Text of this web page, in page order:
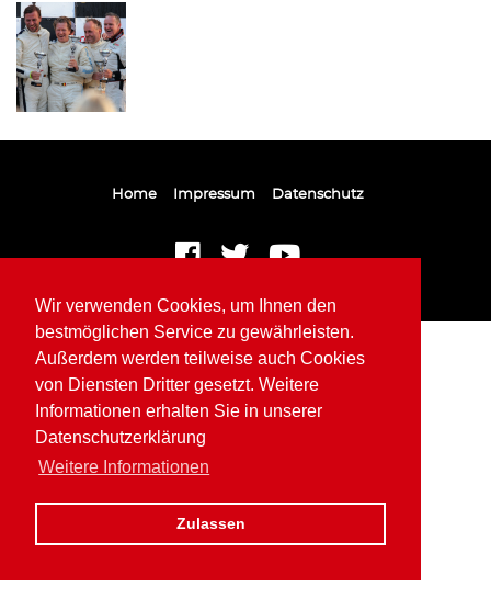
Wir verwenden Cookies, um Ihnen den
bestmöglichen Service zu gewährleisten.
Außerdem werden teilweise auch Cookies
von Diensten Dritter gesetzt. Weitere
Informationen erhalten Sie in unserer
Datenschutzerklärung
Weitere Informationen
Zulassen
Home Impressum Datenschutz